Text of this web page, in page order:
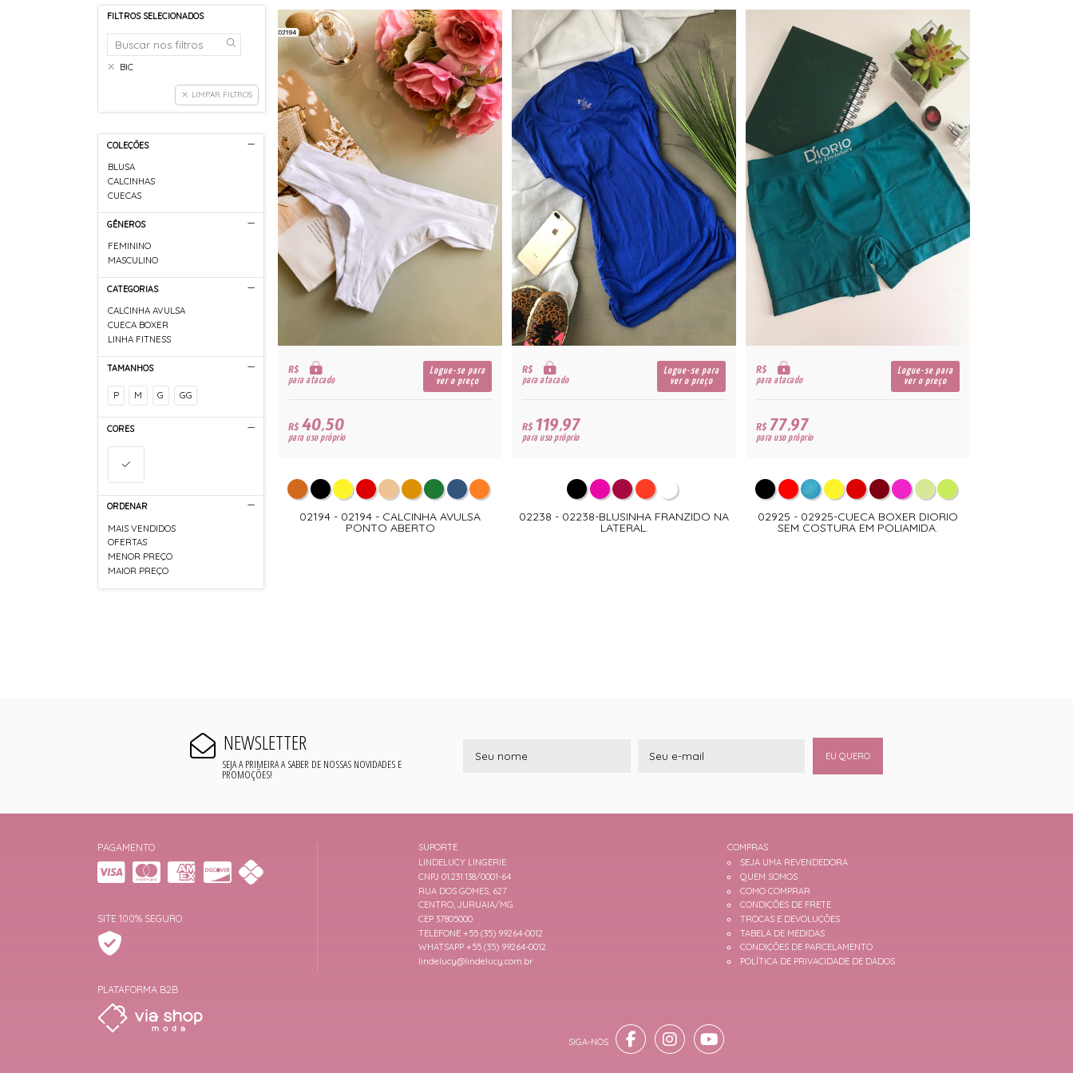
FILTROS SELECIONADOS
BIC
LIMPAR FILTROS
COLEÇÕES
BLUSA
CALCINHAS
CUECAS
GÊNEROS
FEMININO
MASCULINO
CATEGORIAS
CALCINHA AVULSA
CUECA BOXER
LINHA FITNESS
TAMANHOS
P M G GG
CORES
ORDENAR
MAIS VENDIDOS
OFERTAS
MENOR PREÇO
MAIOR PREÇO
R$
para atacado
Logue-se para
ver o preço
R$40,50
para uso próprio
02194 - 02194 - CALCINHA AVULSA
PONTO ABERTO
R$
para atacado
Logue-se para
ver o preço
R$119,97
para uso próprio
02238 - 02238-BLUSINHA FRANZIDO NA
LATERAL.
R$
para atacado
Logue-se para
ver o preço
R$77,97
para uso próprio
02925 - 02925-CUECA BOXER DIORIO
SEM COSTURA EM POLIAMIDA.
NEWSLETTER
SEJA A PRIMEIRA A SABER DE NOSSAS NOVIDADES E
PROMOÇÕES!
EU QUERO
PAGAMENTO
SITE 100% SEGURO
PLATAFORMA B2B
SUPORTE
LINDELUCY LINGERIE
CNPJ 01.231.138/0001-64
RUA DOS GOMES, 627
CENTRO, JURUAIA/MG
CEP 37805000
TELEFONE +55 (35) 99264-0012
WHATSAPP +55 (35) 99264-0012
lindelucy@lindelucy.com.br
COMPRAS
SEJA UMA REVENDEDORA
QUEM SOMOS
COMO COMPRAR
CONDIÇÕES DE FRETE
TROCAS E DEVOLUÇÕES
TABELA DE MEDIDAS
CONDIÇÕES DE PARCELAMENTO
POLÍTICA DE PRIVACIDADE DE DADOS